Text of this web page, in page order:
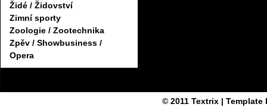
Židé / Židovství
Zimní sporty
Zoologie / Zootechnika
Zpěv / Showbusiness /
Opera
© 2011 Textrix| Template